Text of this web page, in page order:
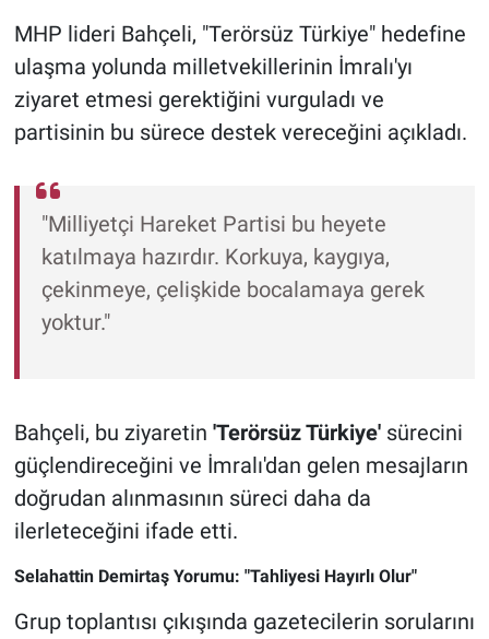
MHP lideri Bahçeli, "Terörsüz Türkiye" hedefine
ulaşma yolunda milletvekillerinin İmralı'yı
ziyaret etmesi gerektiğini vurguladı ve
partisinin bu sürece destek vereceğini açıkladı.
"Milliyetçi Hareket Partisi bu heyete
katılmaya hazırdır. Korkuya, kaygıya,
çekinmeye, çelişkide bocalamaya gerek
yoktur."
Bahçeli, bu ziyaretin 'Terörsüz Türkiye'sürecini
güçlendireceğini ve İmralı'dan gelen mesajların
doğrudan alınmasının süreci daha da
ilerleteceğini ifade etti.
Selahattin Demirtaş Yorumu: "Tahliyesi Hayırlı Olur"
Grup toplantısı çıkışında gazetecilerin sorularını